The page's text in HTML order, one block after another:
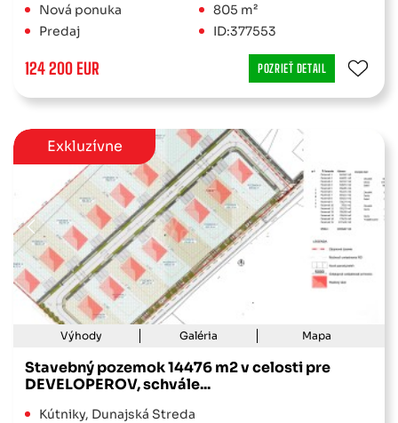
Nová ponuka
805 m²
Predaj
ID:377553
124 200 EUR POZRIEŤ DETAIL
Exkluzívne
Výhody Galéria Mapa
Stavebný pozemok 14476 m2 v celosti pre
DEVELOPEROV, schvále...
Kútniky, Dunajská Streda